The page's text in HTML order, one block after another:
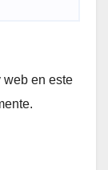
web en este